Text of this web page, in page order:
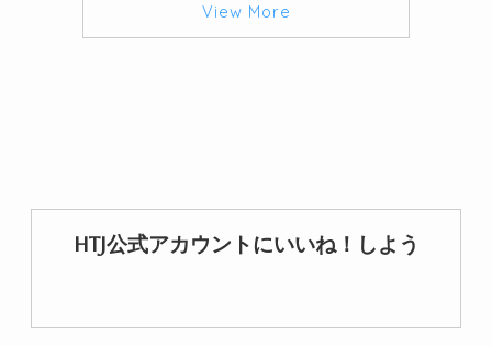
View More
HTJ公式アカウントにいいね！しよう